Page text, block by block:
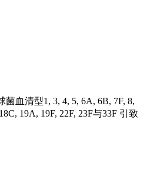
血清型1, 3, 4, 5, 6A, 6B, 7F, 8,
19A, 19F, 22F, 23F与33F 引致